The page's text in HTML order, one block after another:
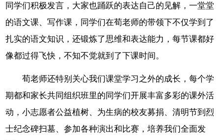
同学们积极发言，大家也踊跃的表达自己的见解，一堂堂
的语文课、写作课，同学们在荀老师的带领下不仅学到了
扎实的语文知识，还锻炼了思维和表达能力，每节课都好
像都过得飞快，不知不觉就到了下课时间。
荀老师还特别关心我们课堂学习之外的成长，每个学
期都和家长共同组织班里的同学们开展丰富多彩的课外活
动，小志愿者公益植树、为生病的校友募捐、清明节到烈
士纪念碑扫墓、参加各种演出和比赛，培养我们全面发